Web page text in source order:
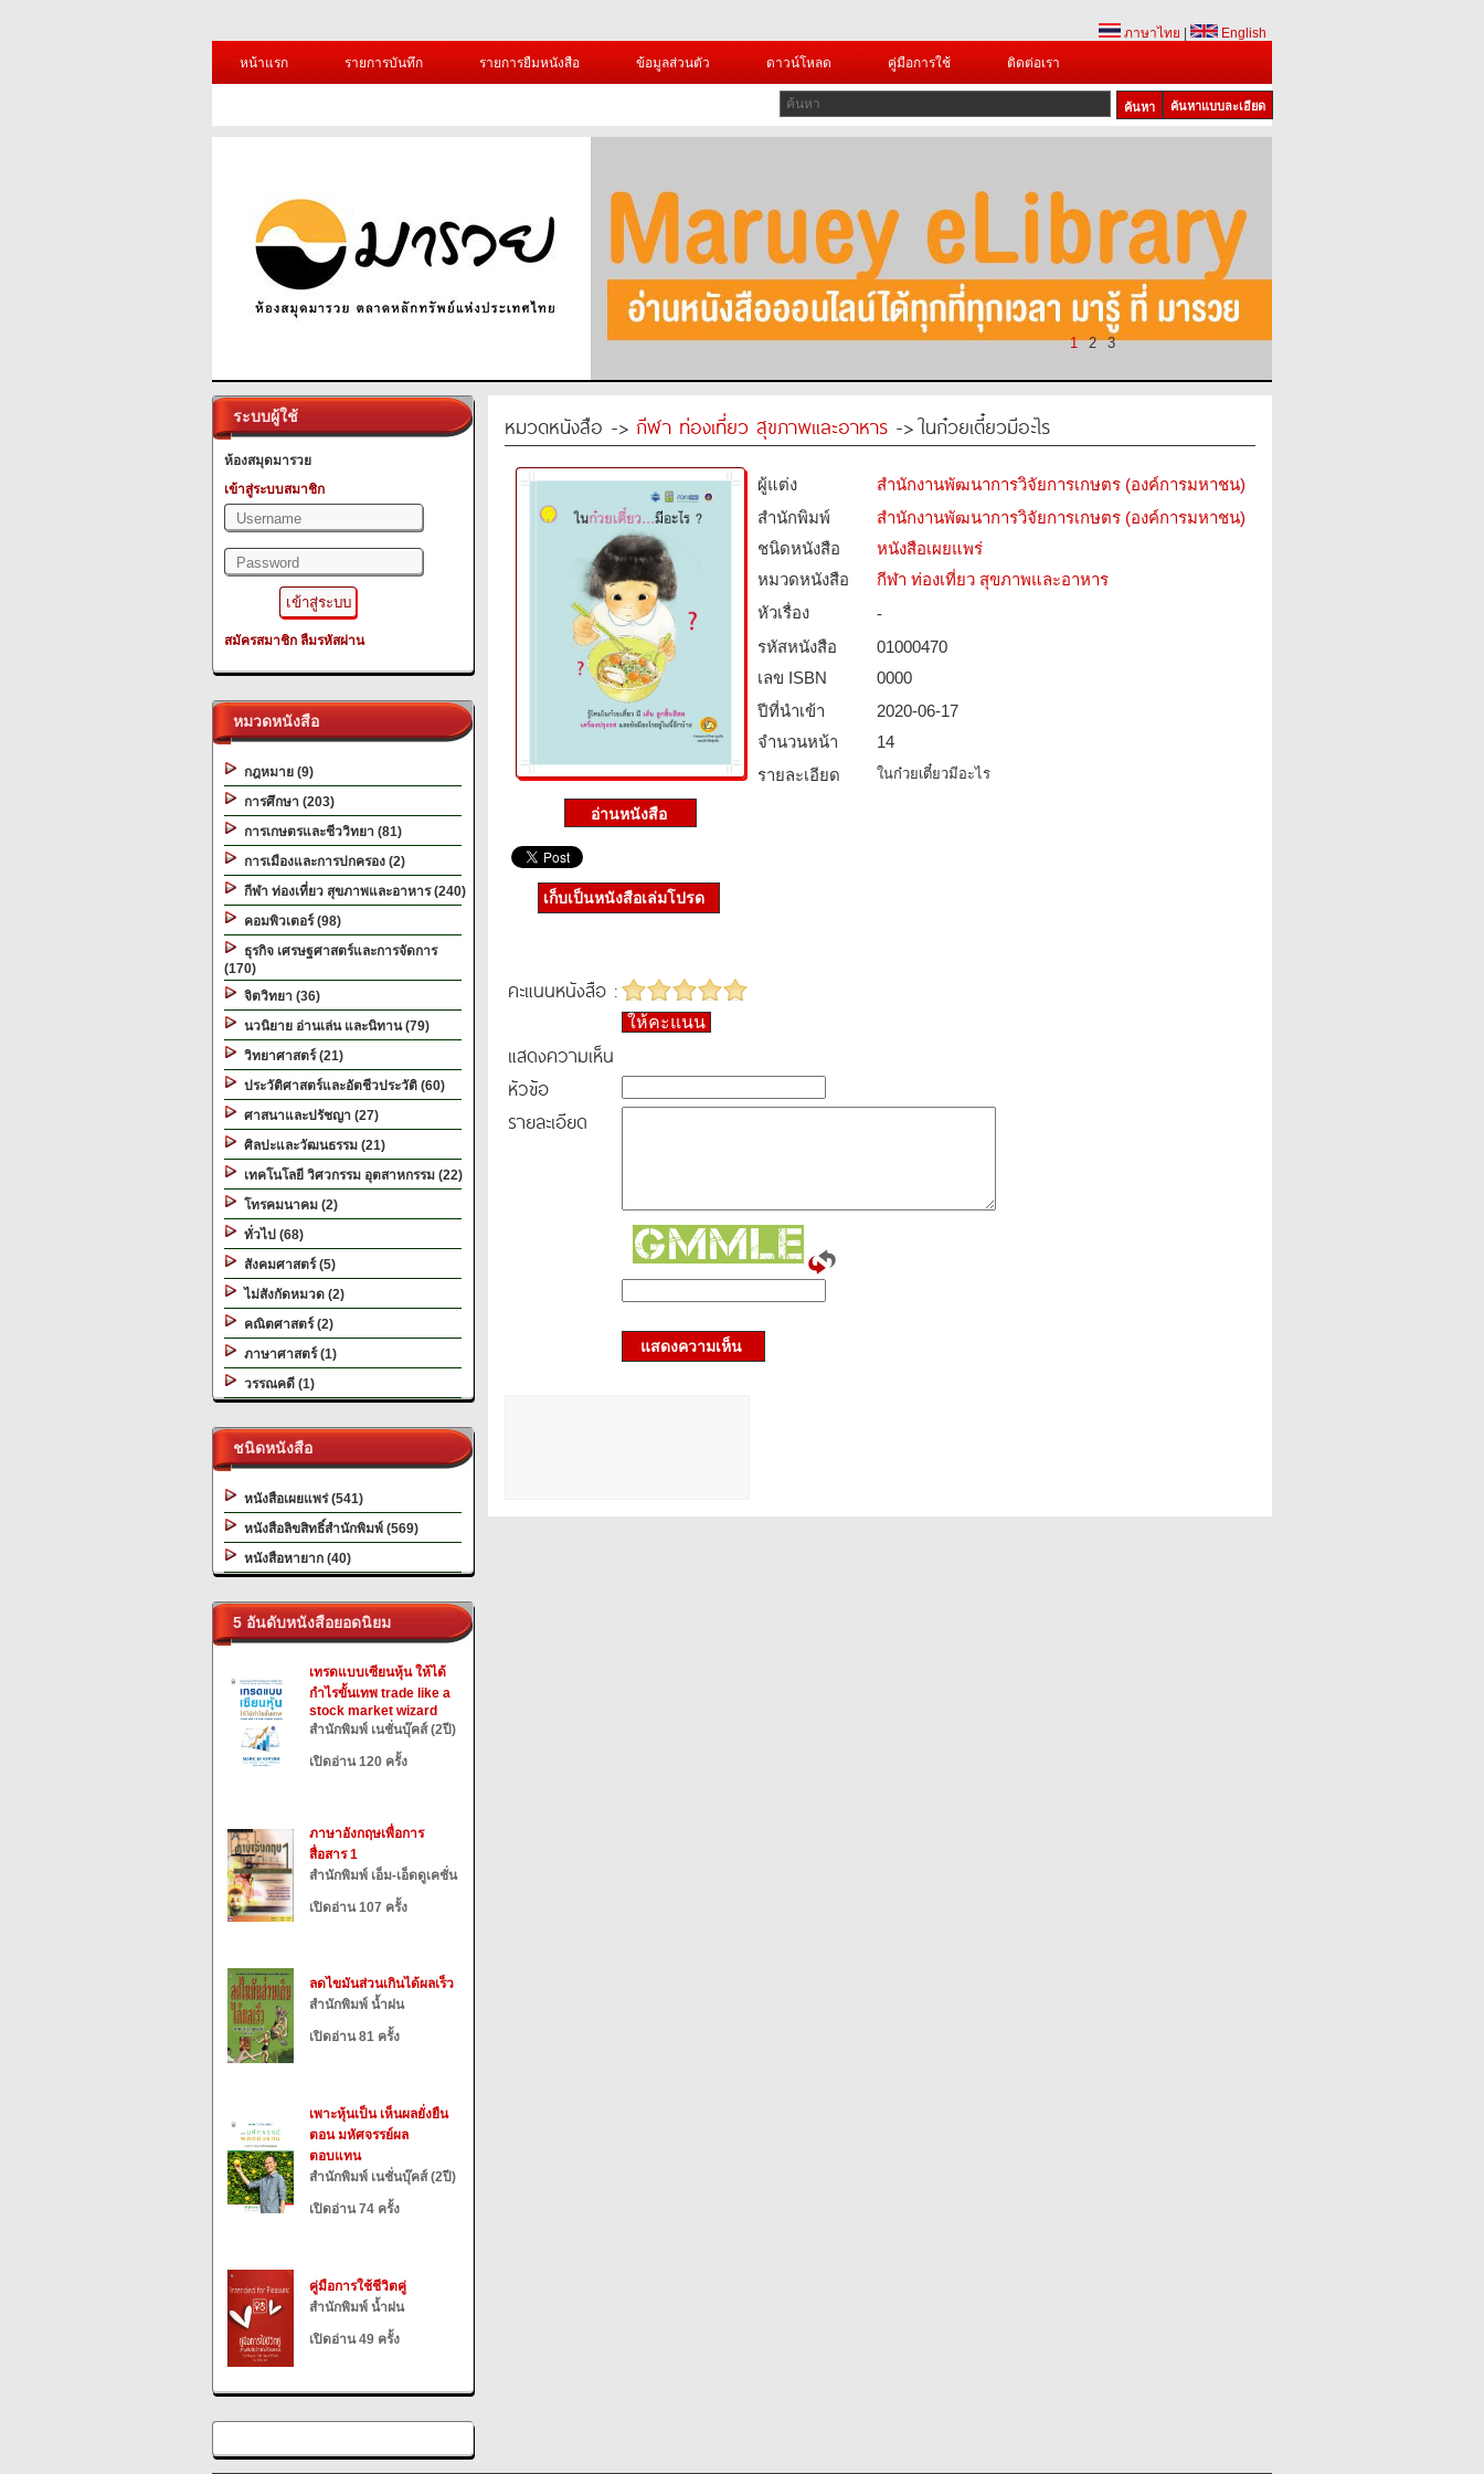
ภาษาไทย
English
หน้าแรก
รายการบันทึก รายการยืมหนังสือ ข้อมูลส่วนตัว ดาวน์โหลด คู่มือการใช้ ติดต่อเรา
ค้นหาแบบละเอียด
1 2 3
ระบบผู้ใช้
ห้องสมุดมารวย
เข้าสู่ระบบสมาชิก
สมัครสมาชิก ลืมรหัสผ่าน
หมวดหนังสือ
กฎหมาย (9)
การศึกษา (203)
การเกษตรและชีววิทยา (81)
การเมืองและการปกครอง (2)
กีฬา ท่องเที่ยว สุขภาพและอาหาร (240)
คอมพิวเตอร์ (98)
ธุรกิจ เศรษฐศาสตร์และการจัดการ
(170)
จิตวิทยา (36)
นวนิยาย อ่านเล่น และนิทาน (79)
วิทยาศาสตร์ (21)
ประวัติศาสตร์และอัตชีวประวัติ (60)
ศาสนาและปรัชญา (27)
ศิลปะและวัฒนธรรม (21)
เทคโนโลยี วิศวกรรม อุตสาหกรรม (22)
โทรคมนาคม (2)
ทั่วไป (68)
สังคมศาสตร์ (5)
ไม่สังกัดหมวด (2)
คณิตศาสตร์ (2)
ภาษาศาสตร์ (1)
วรรณคดี (1)
ชนิดหนังสือ
หนังสือเผยแพร่ (541)
หนังสือลิขสิทธิ์สำนักพิมพ์ (569)
หนังสือหายาก (40)
5 อันดับหนังสือยอดนิยม
เทรดแบบเซียนหุ้น ให้ได้
กำไรขั้นเทพ trade like a
stock market wizard
สำนักพิมพ์ เนชั่นบุ๊คส์ (2ปี)
เปิดอ่าน 120 ครั้ง
ภาษาอังกฤษเพื่อการ
สื่อสาร 1
สำนักพิมพ์ เอ็ม-เอ็ดดูเคชั่น
เปิดอ่าน 107 ครั้ง
ลดไขมันส่วนเกินได้ผลเร็ว
สำนักพิมพ์ น้ำฝน
เปิดอ่าน 81 ครั้ง
เพาะหุ้นเป็น เห็นผลยั่งยืน
ตอน มหัศจรรย์ผล
ตอบแทน
สำนักพิมพ์ เนชั่นบุ๊คส์ (2ปี)
เปิดอ่าน 74 ครั้ง
คู่มือการใช้ชีวิตคู่
สำนักพิมพ์ น้ำฝน
เปิดอ่าน 49 ครั้ง
หมวดหนังสือ -> กีฬา ท่องเที่ยว สุขภาพและอาหาร -> ในก๋วยเตี๋ยวมีอะไร
ผู้แต่ง
สำนักงานพัฒนาการวิจัยการเกษตร (องค์การมหาชน)
สำนักพิมพ์
สำนักงานพัฒนาการวิจัยการเกษตร (องค์การมหาชน)
ชนิดหนังสือ­
หนังสือเผยแพร่
หมวดหนังสือ­
กีฬา ท่องเที่ยว สุขภาพและอาหาร
หัวเรื่อง
-
รหัสหนังสือ­
01000470
เลข ISBN
0000
ปีที่นำเข้า
2020-06-17
จำนวนหน้า
14
รายละเอียด
ในก๋วยเตี๋ยวมีอะไร
เก็บเป็นหนังสือเล่มโปรด
คะแนนหนังสือ :
ให้คะแนน
แสดงความเห็น
หัวข้อ
รายละเอียด
แสดงความเห็น